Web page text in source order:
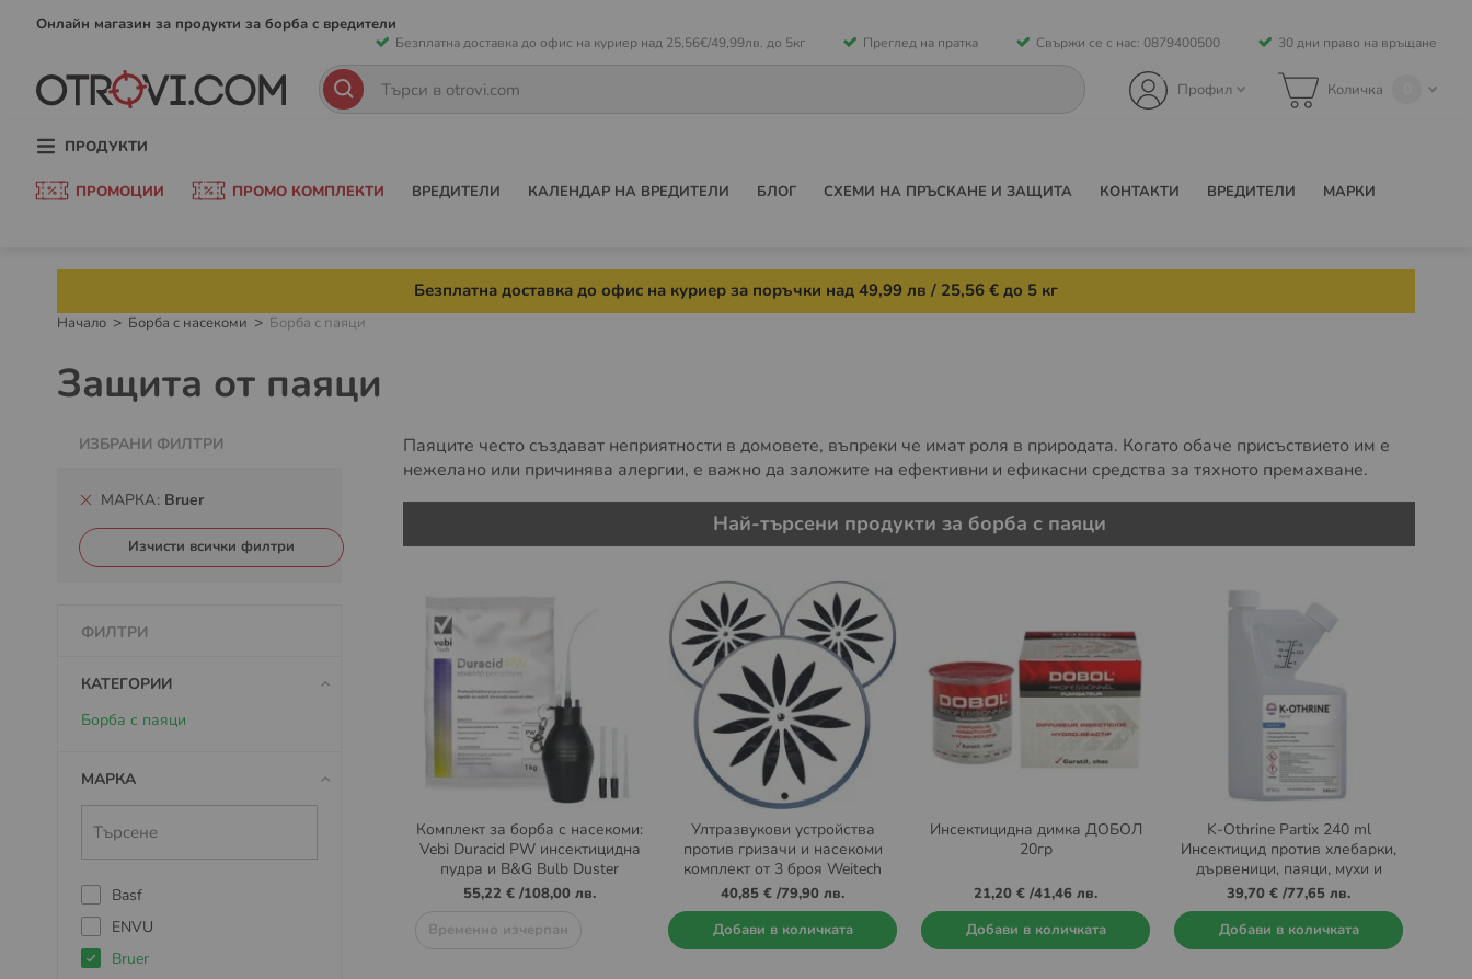
Онлайн магазин за продукти за борба с вредители
Безплатна доставка до офис на куриер над 25,56€/49,99лв. до 5кг Преглед на пратка Свържи се с нас: 0879400500 30 дни право на връщане
към
съдържанието
Количка
Профил
ТърсенеТърсене
ПРОДУКТИ
ПРОМОЦИИ ПРОМО КОМПЛЕКТИ ВРЕДИТЕЛИ КАЛЕНДАР НА ВРЕДИТЕЛИ БЛОГ СХЕМИ НА ПРЪСКАНЕ И ЗАЩИТА КОНТАКТИ ВРЕДИТЕЛИ МАРКИ
Безплатна доставка до офис на куриер за поръчки над 49,99 лв / 25,56 € до 5 кг
Начало Борба с насекоми Борба с паяци
Защита от паяци
Паяците често създават неприятности в домовете, въпреки че имат роля в природата. Когато обаче присъствието им е
нежелано или причинява алергии, е важно да заложите на ефективни и ефикасни средства за тяхното премахване.
Най-търсени продукти за борба с паяци
Комплект за борба с насекоми:
Vebi Duracid PW инсектицидна
пудра и B&G Bulb Duster
прашилка
55,22 € /108,00 лв.
Временно изчерпан
Ултразвукови устройства
против гризачи и насекоми
комплект от 3 броя Weitech
WK-3523
40,85 € /79,90 лв.
Добави в количката
Инсектицидна димка ДОБОЛ
20гр
21,20 € /41,46 лв.
Добави в количката
K-Othrine Partix 240 ml
Инсектицид против хлебарки,
дървеници, паяци, мухи и
гнезда на оси на закрито
39,70 € /77,65 лв.
Добави в количката
ИЗБРАНИ ФИЛТРИ
МАРКА Bruer
Изчисти всички филтри
ФИЛТРИ
КАТЕГОРИИ
Борба с паяци
МАРКА
Basf
ENVU
Bruer